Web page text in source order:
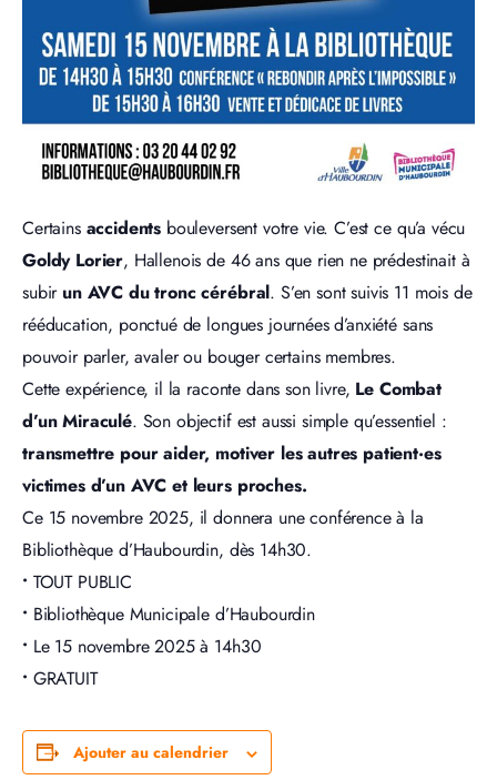
Certains accidents bouleversent votre vie. C’est ce qu’a vécu
Goldy Lorier, Hallenois de 46 ans que rien ne prédestinait à
subir un AVC du tronc cérébral. S’en sont suivis 11 mois de
rééducation, ponctué de longues journées d’anxiété sans
pouvoir parler, avaler ou bouger certains membres.
Cette expérience, il la raconte dans son livre, Le Combat
d’un Miraculé. Son objectif est aussi simple qu’essentiel :
transmettre pour aider, motiver les autres patient·es
victimes d’un AVC et leurs proches.
Ce 15 novembre 2025, il donnera une conférence à la
Bibliothèque d’Haubourdin, dès 14h30.
• TOUT PUBLIC
• Bibliothèque Municipale d’Haubourdin
• Le 15 novembre 2025 à 14h30
• GRATUIT
Ajouter au calendrier